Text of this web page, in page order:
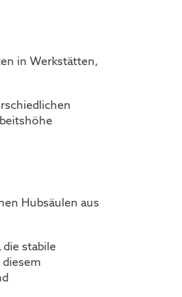
in Werkstätten,
Hubsäulen aus
stabile